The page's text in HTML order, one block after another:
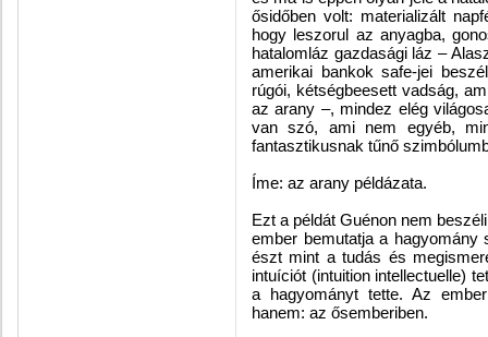
ősidőben volt: materializált
hogy leszorul az anyagba,
hatalomláz ­gazdasági láz –
amerikai bankok safe-jei
rúgói, kétségbeesett vadság,
az arany –, mindez elég
van szó, ami nem egyéb,
fantasztikusnak tűnő
Íme: az arany példázata.
Ezt a példát Guénon nem
ember bemutatja a hagyomány
észt mint a tudás és
intuíciót (intuition intellectuelle)
a hagyományt tette. Az
hanem: az ősemberiben.